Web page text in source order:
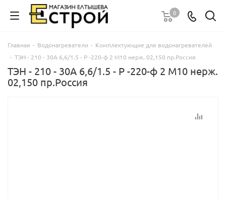
0
Главная - Водонагреватели - Комплектующие для водонагревателей
- ТЭН - 210 - 30А 6,6/1.5 - Р -220-ф 2 М10 нерж. 02,150 пр.Россия
ТЭН - 210 - 30А 6,6/1.5 - Р -220-ф 2 М10 нерж.
02,150 пр.Россия